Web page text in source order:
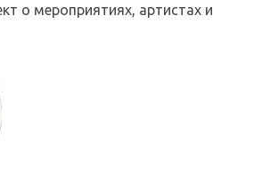
о мероприятиях, артистах и